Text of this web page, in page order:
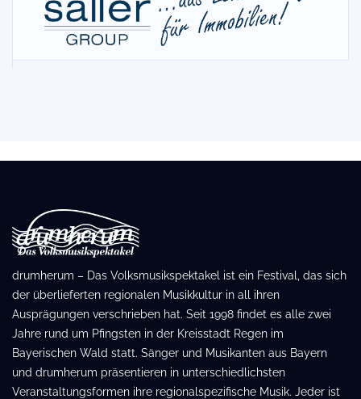
drumherum – Das Volksmusikspektakel ist ein Festival, das sich
der überlieferten regionalen Musikkultur in all ihren
Ausprägungen verschrieben hat. Seit 1998 findet es alle zwei
Jahre rund um Pfingsten in der Kreisstadt Regen im
Bayerischen Wald statt. Sänger und Musikanten aus Bayern
und drumherum präsentieren in unterschiedlichsten
Veranstaltungsformen ihre regionalspezifische Musik. Jeder ist